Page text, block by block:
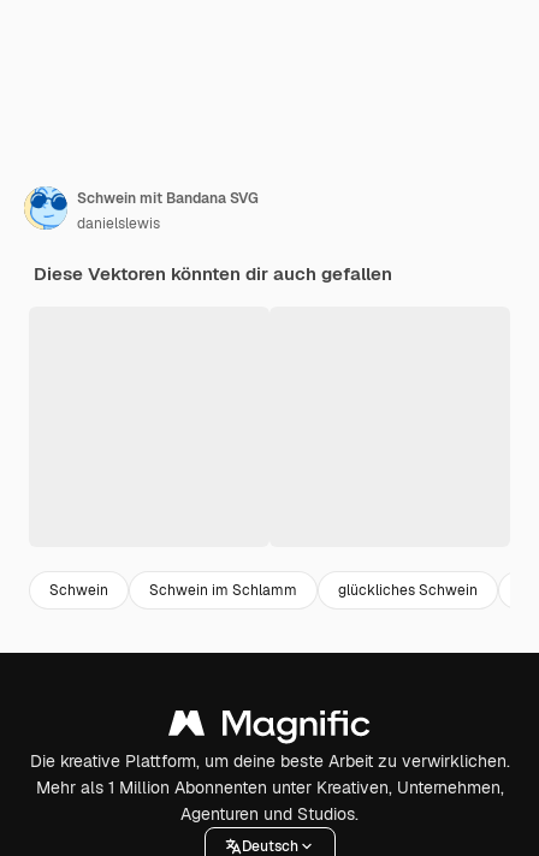
Schwein mit Bandana SVG
danielslewis
Diese Vektoren könnten dir auch gefallen
Schwein Schwein im Schlamm glückliches Schwein
Die kreative Plattform, um deine beste Arbeit zu verwirklichen.
Mehr als 1 Million Abonnenten unter Kreativen, Unternehmen,
Agenturen und Studios.
Deutsch